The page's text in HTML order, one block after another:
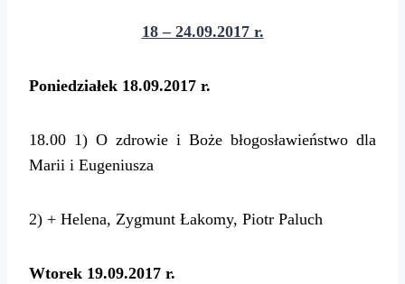
18 – 24.09.2017 r.
Poniedziałek 18.09.2017 r.
18.00 1) O zdrowie i Boże błogosławieństwo dla
Marii i Eugeniusza
2) + Helena, Zygmunt Łakomy, Piotr Paluch
Wtorek 19.09.2017 r.